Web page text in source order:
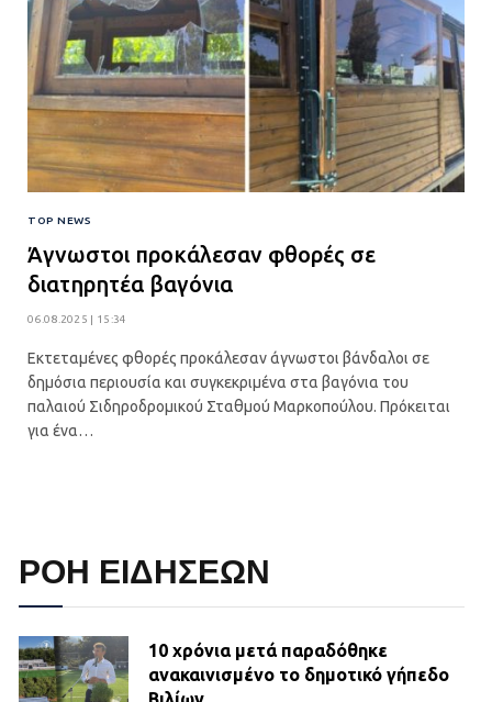
TOP NEWS
Άγνωστοι προκάλεσαν φθορές σε
διατηρητέα βαγόνια
06.08.2025 | 15:34
Εκτεταμένες φθορές προκάλεσαν άγνωστοι βάνδαλοι σε
δημόσια περιουσία και συγκεκριμένα στα βαγόνια του
παλαιού Σιδηροδρομικού Σταθμού Μαρκοπούλου. Πρόκειται
για ένα…
ΡΟΗ ΕΙΔΗΣΕΩΝ
10 χρόνια μετά παραδόθηκε
ανακαινισμένο το δημοτικό γήπεδο